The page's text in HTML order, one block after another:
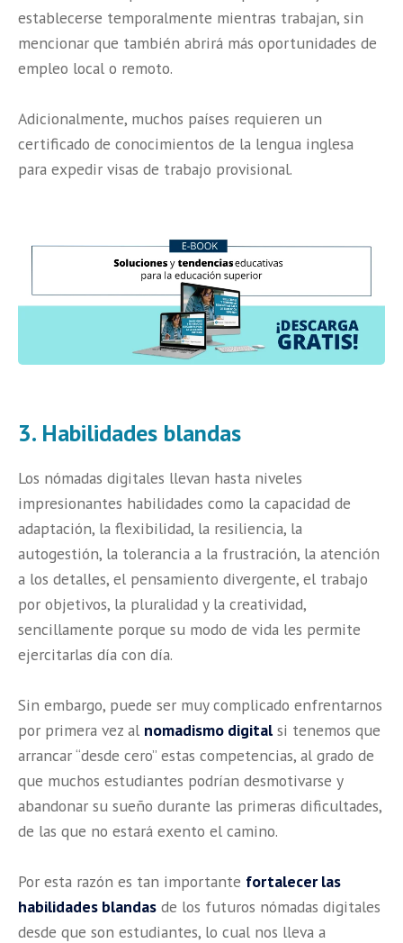
establecerse temporalmente mientras trabajan, sin
mencionar que también abrirá más oportunidades de
empleo local o remoto.
Adicionalmente, muchos países requieren un
certificado de conocimientos de la lengua inglesa
para expedir visas de trabajo provisional.
3. Habilidades blandas
Los nómadas digitales llevan hasta niveles
impresionantes habilidades como la capacidad de
adaptación, la flexibilidad, la resiliencia, la
autogestión, la tolerancia a la frustración, la atención
a los detalles, el pensamiento divergente, el trabajo
por objetivos, la pluralidad y la creatividad,
sencillamente porque su modo de vida les permite
ejercitarlas día con día.
Sin embargo, puede ser muy complicado enfrentarnos
por primera vez al nomadismo digital si tenemos que
arrancar “desde cero” estas competencias, al grado de
que muchos estudiantes podrían desmotivarse y
abandonar su sueño durante las primeras dificultades,
de las que no estará exento el camino.
Por esta razón es tan importante fortalecer las
habilidades blandas de los futuros nómadas digitales
desde que son estudiantes, lo cual nos lleva a